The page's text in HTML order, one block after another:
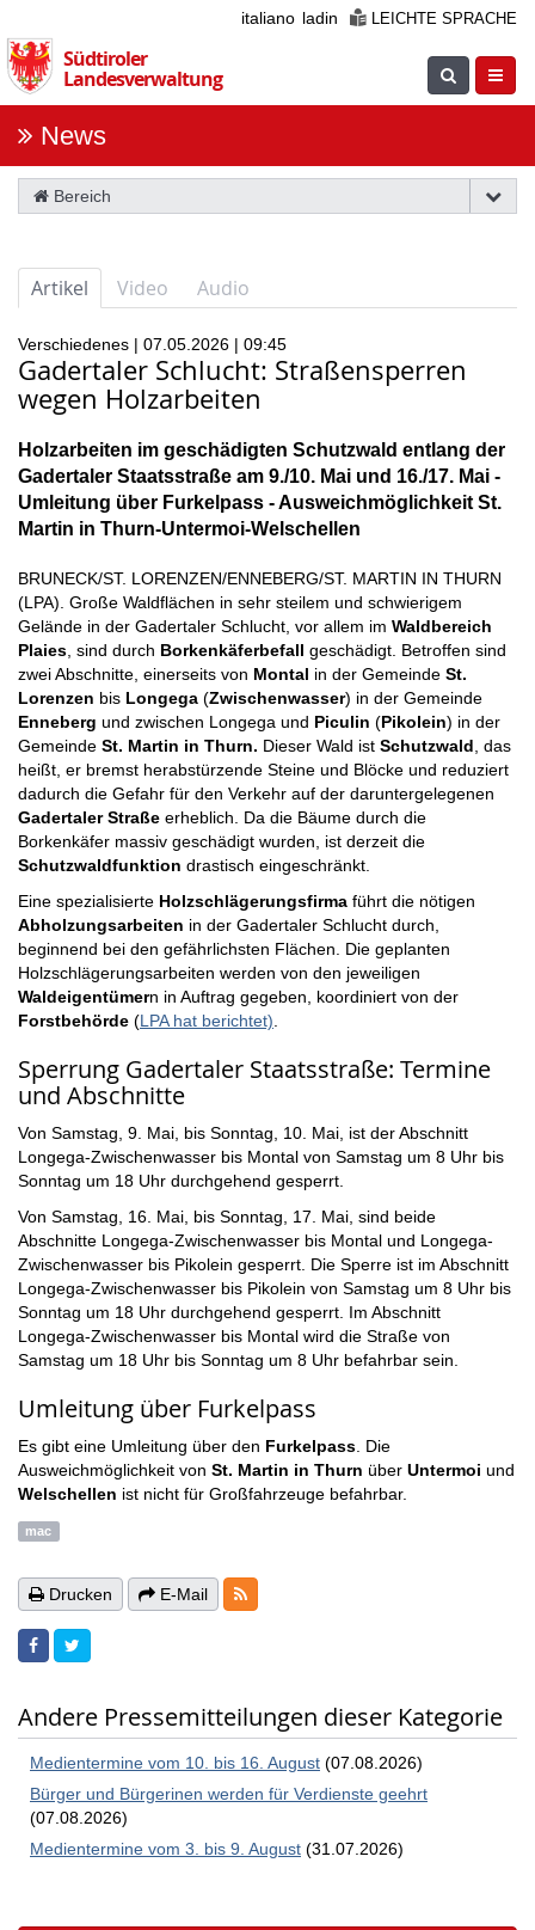
Sie
die
Navigation
italiano ladin LEICHTE SPRACHE
Südtiroler
Landesverwaltung
Suche
News
Bereich
Artikel Video Audio
Verschiedenes | 07.05.2026 | 09:45
Gadertaler Schlucht: Straßensperren
wegen Holzarbeiten
Holzarbeiten im geschädigten Schutzwald entlang der
Gadertaler Staatsstraße am 9./10. Mai und 16./17. Mai -
Umleitung über Furkelpass - Ausweichmöglichkeit St.
Martin in Thurn-Untermoi-Welschellen
BRUNECK/ST. LORENZEN/ENNEBERG/ST. MARTIN IN THURN
(LPA). Große Waldflächen in sehr steilem und schwierigem
Gelände in der Gadertaler Schlucht, vor allem im Waldbereich
Plaies , sind durch Borkenkäferbefall geschädigt. Betroffen sind
zwei Abschnitte, einerseits von Montal in der Gemeinde St.
Lorenzen bis Longega (Zwischenwasser) in der Gemeinde
Enneberg und zwischen Longega und Piculin (Pikolein) in der
Gemeinde St. Martin in Thurn. Dieser Wald ist Schutzwald , das
heißt, er bremst herabstürzende Steine und Blöcke und reduziert
dadurch die Gefahr für den Verkehr auf der daruntergelegenen
Gadertaler Straße erheblich. Da die Bäume durch die
Borkenkäfer massiv geschädigt wurden, ist derzeit die
Schutzwaldfunktion drastisch eingeschränkt.
Eine spezialisierte Holzschlägerungsfirma führt die nötigen
Abholzungsarbeiten in der Gadertaler Schlucht durch,
beginnend bei den gefährlichsten Flächen. Die geplanten
Holzschlägerungsarbeiten werden von den jeweiligen
Waldeigentümern in Auftrag gegeben, koordiniert von der
Forstbehörde (LPA hat berichtet)
Sperrung Gadertaler Staatsstraße: Termine
und Abschnitte
Von Samstag, 9. Mai, bis Sonntag, 10. Mai, ist der Abschnitt
Longega-Zwischenwasser bis Montal von Samstag um 8 Uhr bis
Sonntag um 18 Uhr durchgehend gesperrt.
Von Samstag, 16. Mai, bis Sonntag, 17. Mai, sind beide
Abschnitte Longega-Zwischenwasser bis Montal und Longega-
Zwischenwasser bis Pikolein gesperrt. Die Sperre ist im Abschnitt
Longega-Zwischenwasser bis Pikolein von Samstag um 8 Uhr bis
Sonntag um 18 Uhr durchgehend gesperrt. Im Abschnitt
Longega-Zwischenwasser bis Montal wird die Straße von
Samstag um 18 Uhr bis Sonntag um 8 Uhr befahrbar sein.
Umleitung über Furkelpass
Es gibt eine Umleitung über den Furkelpass Die
Ausweichmöglichkeit von St. Martin in Thurn über Untermoi und
Welschellen ist nicht für Großfahrzeuge befahrbar.
mac
Drucken E-Mail RSS-Feeds
Andere Pressemitteilungen dieser Kategorie
Medientermine vom 10. bis 16. August (07.08.2026)
Bürger und Bürgerinen werden für Verdienste geehrt
(07.08.2026)
Medientermine vom 3. bis 9. August (31.07.2026)